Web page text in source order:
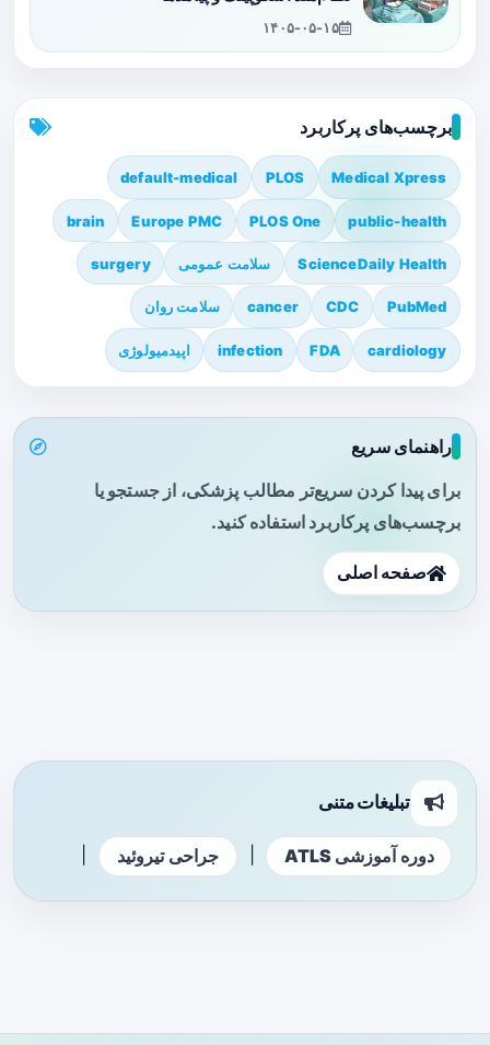
۱۴۰۵-۰۵-۱۵
برچسب‌های پرکاربرد
Medical Xpress
PLOS
default-medical
public-health
PLOS One
Europe PMC
brain
ScienceDaily Health سلامت عمومی surgery
PubMed
CDC
cancer سلامت روان
cardiology
FDA
infection اپیدمیولوژی
راهنمای سریع
برای پیدا کردن سریع‌تر مطالب پزشکی، از جستجو یا
برچسب‌های پرکاربرد استفاده کنید.
صفحه اصلی
تبلیغات متنی
دوره آموزشی ATLS جراحی تیروئید